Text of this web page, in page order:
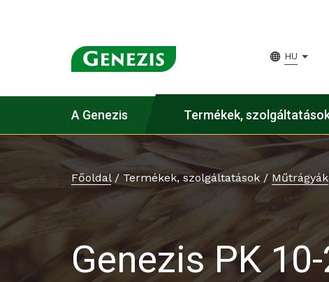
HU
A Genezis Termékek,
Főoldal/ Termékek, szolgáltatások/ Műtrágyák
Genezis PK